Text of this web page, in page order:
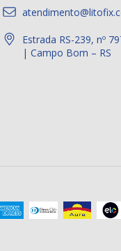
Estrada RS-239, nº
| Campo Bom – RS